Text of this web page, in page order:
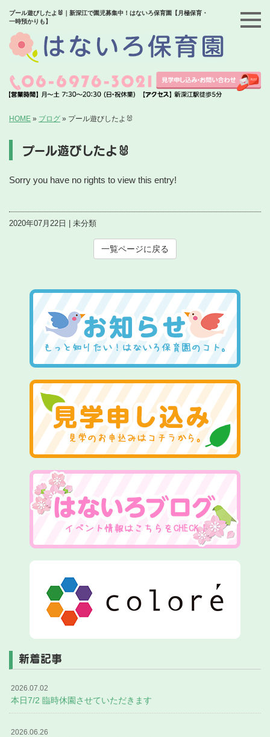
プール遊びしたよ🐰｜新深江で園児募集中！はないろ保育園【月極保育・
一時預かりも】
HOME » ブログ » プール遊びしたよ🐰
プール遊びしたよ🐰
Sorry you have no rights to view this entry!
2020年07月22日 | 未分類
一覧ページに戻る
新着記事
2026.07.02
本日7/2 臨時休園させていただきます
2026.06.26